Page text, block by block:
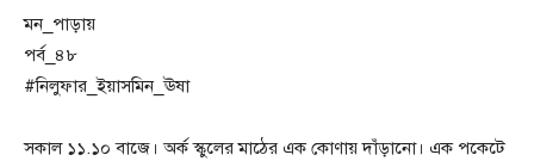
মন_পাড়ায়
পর্ব_৪৮
#নিলুফার_ইয়াসমিন_ঊষা
সকাল ১১.১০ বাজে। অর্ক স্কুলের মাঠের এক কোণায় দাঁড়ানো। এক পকেটে